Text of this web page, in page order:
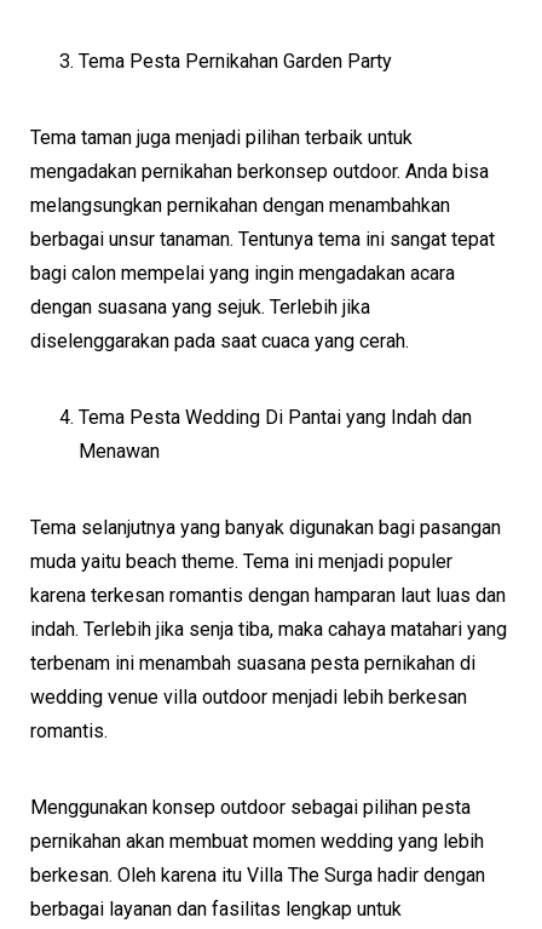
Tema Pesta Pernikahan Garden Party
Tema taman juga menjadi pilihan terbaik untuk
mengadakan pernikahan berkonsep outdoor. Anda bisa
melangsungkan pernikahan dengan menambahkan
berbagai unsur tanaman. Tentunya tema ini sangat tepat
bagi calon mempelai yang ingin mengadakan acara
dengan suasana yang sejuk. Terlebih jika
diselenggarakan pada saat cuaca yang cerah.
Tema Pesta Wedding Di Pantai yang Indah dan
Menawan
Tema selanjutnya yang banyak digunakan bagi pasangan
muda yaitu beach theme. Tema ini menjadi populer
karena terkesan romantis dengan hamparan laut luas dan
indah. Terlebih jika senja tiba, maka cahaya matahari yang
terbenam ini menambah suasana pesta pernikahan di
wedding venue villa outdoor menjadi lebih berkesan
romantis.
Menggunakan konsep outdoor sebagai pilihan pesta
pernikahan akan membuat momen wedding yang lebih
berkesan. Oleh karena itu Villa The Surga hadir dengan
berbagai layanan dan fasilitas lengkap untuk